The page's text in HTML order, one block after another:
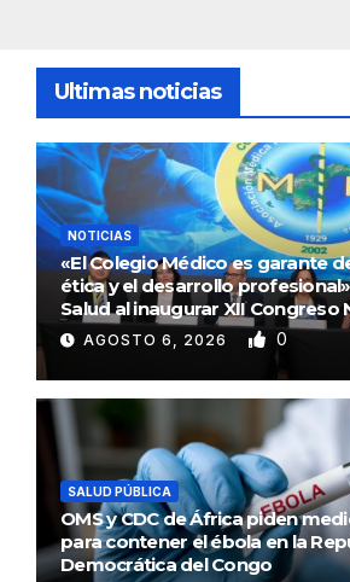
Ultimas noticias
NOTICIAS
«El Colegio Médico es garante
ética y el desarrollo
Salud al inaugurar XII Congreso
AGOSTO 6, 2026 0
SALUD PÚBLICA
OMS y CDC de África piden
para contener el ébola en la
Democrática del Congo